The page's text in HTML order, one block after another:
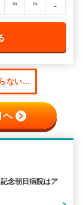
℡ ℡ -
ない...
へ
念朝日病院はア